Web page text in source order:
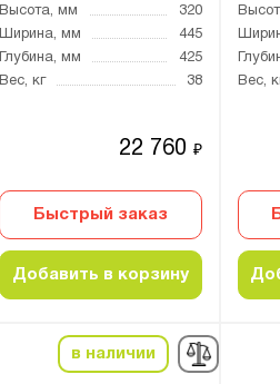
Высота, мм
320
Ширина, мм
445
Глубина, мм
425
Вес, кг
38
22 760 ₽
Быстрый заказ
Добавить в корзину
Вес,
в наличии